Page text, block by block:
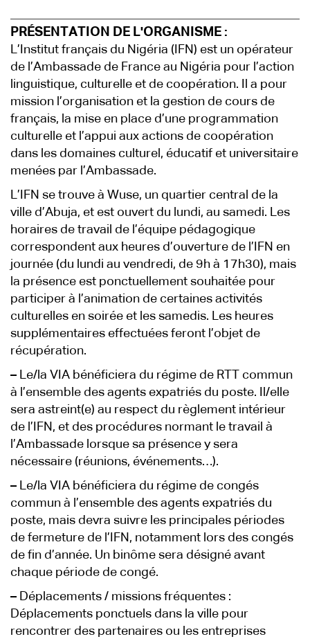
PRÉSENTATION DE L'ORGANISME :
L’Institut français du Nigéria (IFN) est un opérateur
de l’Ambassade de France au Nigéria pour l’action
linguistique, culturelle et de coopération. Il a pour
mission l’organisation et la gestion de cours de
français, la mise en place d’une programmation
culturelle et l’appui aux actions de coopération
dans les domaines culturel, éducatif et universitaire
menées par l’Ambassade.
L’IFN se trouve à Wuse, un quartier central de la
ville d’Abuja, et est ouvert du lundi, au samedi. Les
horaires de travail de l’équipe pédagogique
correspondent aux heures d’ouverture de l’IFN en
journée (du lundi au vendredi, de 9h à 17h30), mais
la présence est ponctuellement souhaitée pour
participer à l’animation de certaines activités
culturelles en soirée et les samedis. Les heures
supplémentaires effectuées feront l’objet de
récupération.
– Le/la VIA bénéficiera du régime de RTT commun
à l’ensemble des agents expatriés du poste. Il/elle
sera astreint(e) au respect du règlement intérieur
de l’IFN, et des procédures normant le travail à
l’Ambassade lorsque sa présence y sera
nécessaire (réunions, événements…).
– Le/la VIA bénéficiera du régime de congés
commun à l’ensemble des agents expatriés du
poste, mais devra suivre les principales périodes
de fermeture de l’IFN, notamment lors des congés
de fin d’année. Un binôme sera désigné avant
chaque période de congé.
– Déplacements / missions fréquentes :
Déplacements ponctuels dans la ville pour
rencontrer des partenaires ou les entreprises